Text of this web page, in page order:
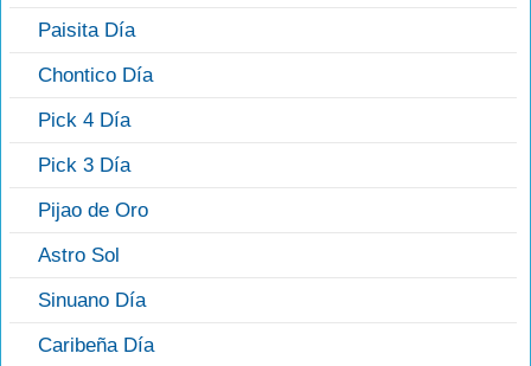
Paisita Día
Chontico Día
Pick 4 Día
Pick 3 Día
Pijao de Oro
Astro Sol
Sinuano Día
Caribeña Día